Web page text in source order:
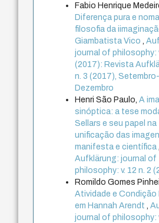
Fabio Henrique
Diferença pura e
filosofia da
Giambatista Vico,
journal of philosophy:
(2017): Revista
n. 3 (2017), Setembro-
Dezembro
Henri São Paulo,A
sinóptica: a tese
Sellars e seu papel na
unificação das
manifesta e científica,
Aufklärung: journal of
philosophy: v. 12 n. 2
Romildo Gomes
Atividade e Condição
em Hannah Arendt,
journal of philosophy: